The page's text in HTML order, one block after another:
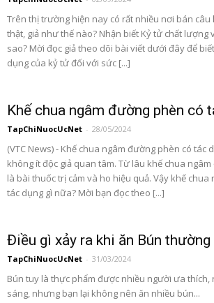
Trên thị trường hiện nay có rất nhiều nơi bán
thật, giả như thế nào? Nhận biết Kỷ tử chất lượng
sao? Mời đọc giả theo dõi bài viết dưới đây để
dụng của kỷ tử đối với sức [...]
Khế chua ngâm đường phèn có
TapChiNuocUcNet - 28/05/2024
(VTC News) - Khế chua ngâm đường phèn có tác
không ít độc giả quan tâm. Từ lâu khế chua
là bài thuốc trị cảm và ho hiệu quả. Vậy khế
tác dụng gì nữa? Mời bạn đọc theo [...]
Điều gì xảy ra khi ăn Bún thường
TapChiNuocUcNet - 31/03/2024
Bún tuy là thực phẩm được nhiều người ưa thích,
sáng, nhưng bạn lại không nên ăn nhiều bún...